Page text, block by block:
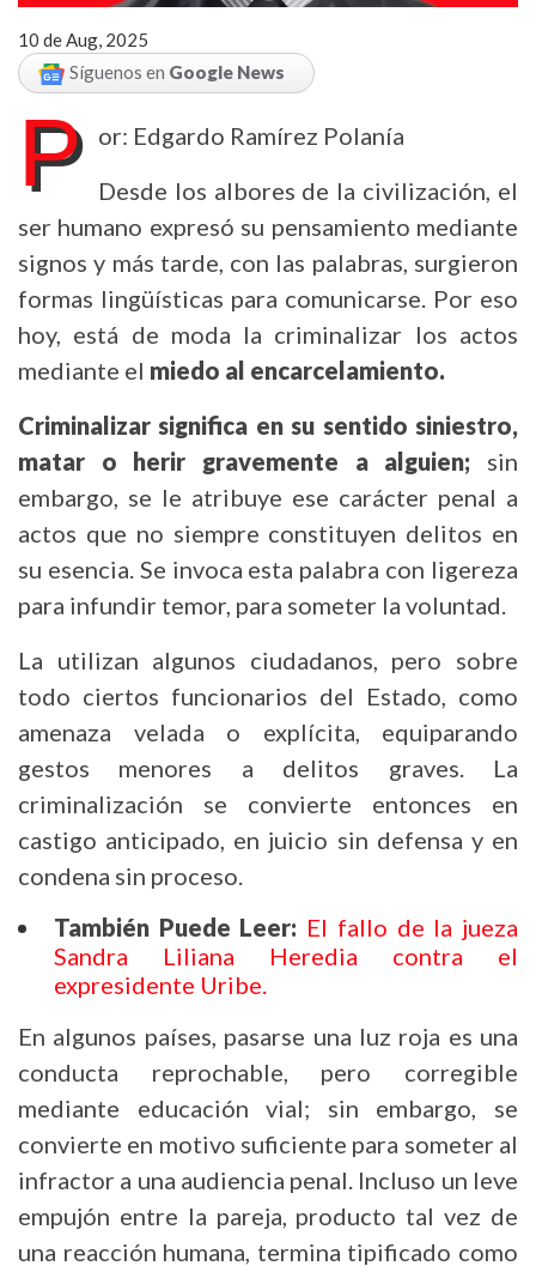
10 de Aug, 2025
Síguenos en Google News
P
or: Edgardo Ramírez Polanía
Desde los albores de la civilización, el
ser humano expresó su pensamiento mediante
signos y más tarde, con las palabras, surgieron
formas lingüísticas para comunicarse. Por eso
hoy, está de moda la criminalizar los actos
mediante el miedo al encarcelamiento.
Criminalizar significa en su sentido siniestro,
matar o herir gravemente a alguien; sin
embargo, se le atribuye ese carácter penal a
actos que no siempre constituyen delitos en
su esencia. Se invoca esta palabra con ligereza
para infundir temor, para someter la voluntad.
La utilizan algunos ciudadanos, pero sobre
todo ciertos funcionarios del Estado, como
amenaza velada o explícita, equiparando
gestos menores a delitos graves. La
criminalización se convierte entonces en
castigo anticipado, en juicio sin defensa y en
condena sin proceso.
También Puede Leer: El fallo de la jueza
Sandra Liliana Heredia contra el
expresidente Uribe.
En algunos países, pasarse una luz roja es una
conducta reprochable, pero corregible
mediante educación vial; sin embargo, se
convierte en motivo suficiente para someter al
infractor a una audiencia penal. Incluso un leve
empujón entre la pareja, producto tal vez de
una reacción humana, termina tipificado como